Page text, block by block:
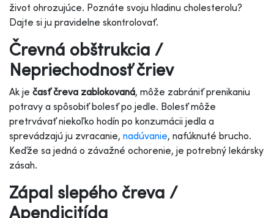
život ohrozujúce. Poznáte svoju hladinu cholesterolu?
Dajte si ju pravidelne skontrolovať.
Črevná obštrukcia /
Nepriechodnosť čriev
Ak je časť čreva zablokovaná, môže zabrániť prenikaniu
potravy a spôsobiť bolesť po jedle. Bolesť môže
pretrvávať niekoľko hodín po konzumácii jedla a
sprevádzajú ju zvracanie, nadúvanie, nafúknuté brucho.
Keďže sa jedná o závažné ochorenie, je potrebný lekársky
zásah.
Zápal slepého čreva /
Apendicitída